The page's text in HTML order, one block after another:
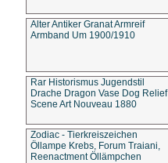
Alter Antiker Granat Armreif
Armband Um 1900/1910
Rar Historismus Jugendstil
Drache Dragon Vase Dog Relief
Scene Art Nouveau 1880
Zodiac - Tierkreiszeichen
Öllampe Krebs, Forum Traiani,
Reenactment Öllämpchen